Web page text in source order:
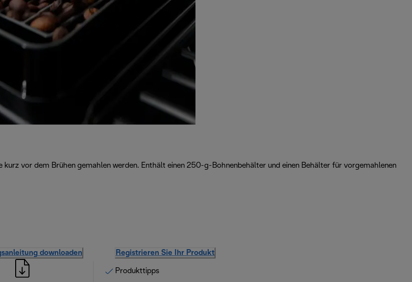
kurz vor dem Brühen gemahlen werden. Enthält einen 250-g-Bohnenbehälter und einen Behälter für vorgemahlenen
downloaden Registrieren Sie Ihr Produkt
Produkttipps